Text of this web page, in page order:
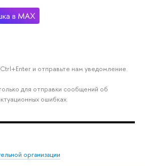
и отправьте нам уведомление.
для отправки сообщений об
ошибках.
организации